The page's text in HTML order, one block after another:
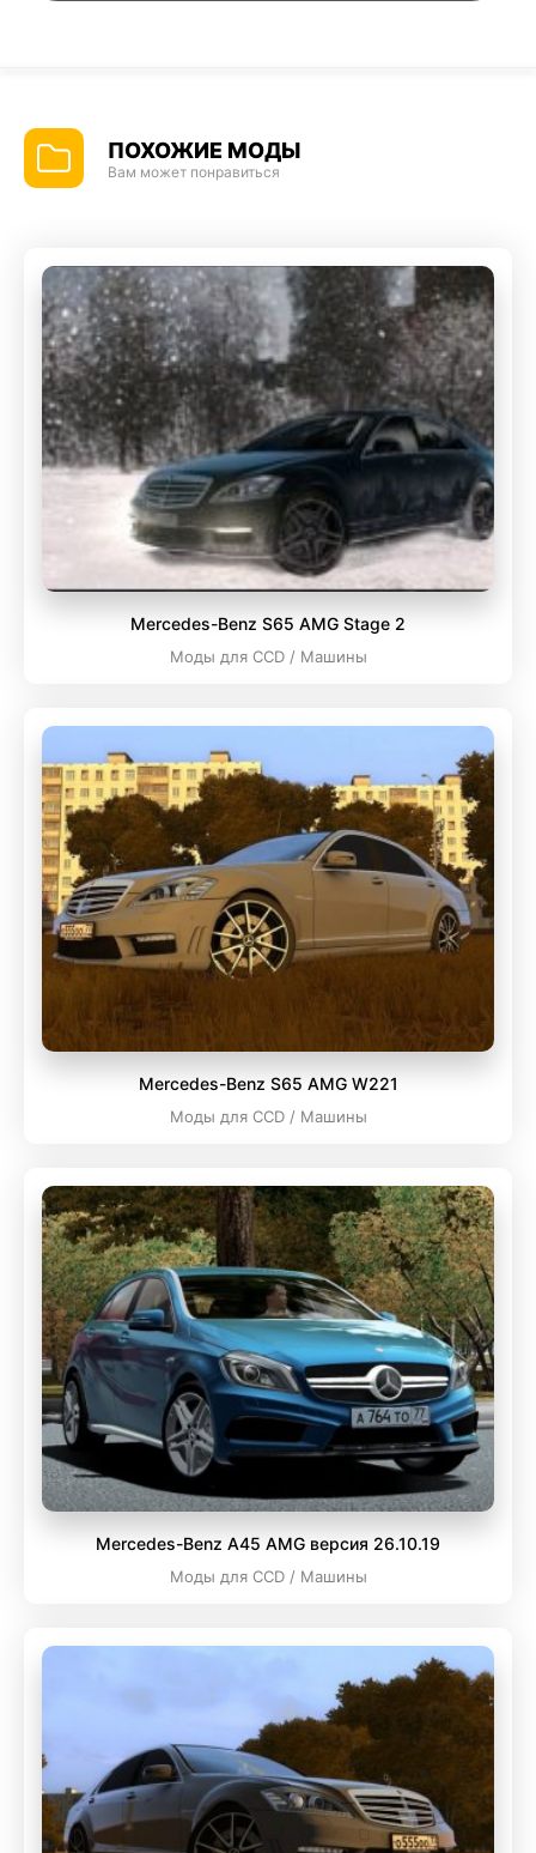
ПОХОЖИЕ МОДЫ
Вам может понравиться
Mercedes-Benz S65 AMG Stage 2
Моды для CCD / Машины
Mercedes-Benz S65 AMG W221
Моды для CCD / Машины
Mercedes-Benz A45 AMG версия 26.10.19
Моды для CCD / Машины